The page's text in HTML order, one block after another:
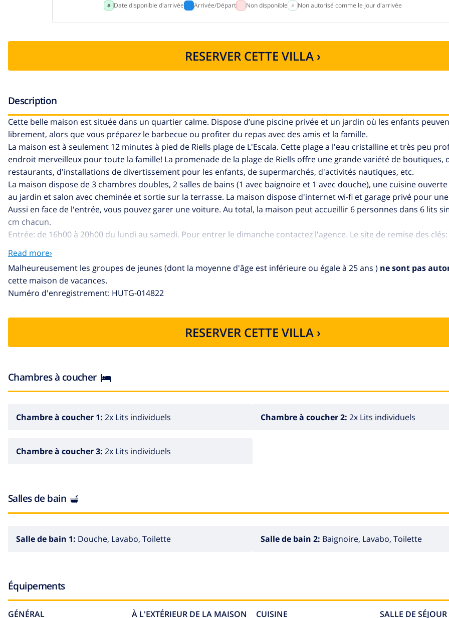
Date disponible d'arrivée Arrivée/Départ Non disponible Non autorisé comme le jour d'arrivée
RESERVER CETTE VILLA ›
Description
Cette belle maison est située dans un quartier calme. Dispose d’une piscine privée et un jardin où les enfants
librement, alors que vous préparez le barbecue ou profiter du repas avec des amis et la famille.
La maison est à seulement 12 minutes à pied de Riells plage de L'Escala. Cette plage a l'eau cristalline et très peu
endroit merveilleux pour toute la famille! La promenade de la plage de Riells offre une grande variété de boutiques,
restaurants, d'installations de divertissement pour les enfants, de supermarchés, d'activités nautiques, etc.
La maison dispose de 3 chambres doubles, 2 salles de bains (1 avec baignoire et 1 avec douche), une cuisine ouverte
au jardin et salon avec cheminée et sortie sur la terrasse. La maison dispose d'internet wi-fi et garage privé pour
Aussi en face de l'entrée, vous pouvez garer une voiture. Au total, la maison peut accueillir 6 personnes dans 6 lits
cm chacun.
Entrée: de 16h00 à 20h00 du lundi au samedi. Pour entrer le dimanche contactez l'agence. Le site de remise des
dépôt de garantie sera versé par carte à l'arrivée (entre 200 € et 300 €) et sera restitué dans les 7 jours suivant le
Le linge de lit est inclus dans le prix.
Services obligatoires: La taxe de séjour 1€/personne/nuit (plus de 16 ans). Les serviettes (6,70 € par réservation
serviette de bain pour chaque client, une serviette de toilette et un tapis de bain pour chaque salle de bain), le
séjour (le coût dépend de l'hébergement).
hébergements), enregistrement tardif à partir de 20h00.
Read more›
Malheureusement les groupes de jeunes (dont la moyenne d'âge est inférieure ou égale à 25 ans ) ne sont pas
cette maison de vacances.
Numéro d'enregistrement: HUTG-014822
RESERVER CETTE VILLA ›
Chambres à coucher
Chambre à coucher 1: 2x Lits individuels Chambre à coucher 2: 2x Lits individuels
Chambre à coucher 3: 2x Lits individuels
Salles de bain
Salle de bain 1: Douche, Lavabo, Toilette Salle de bain 2: Baignoire, Lavabo, Toilette
Équipements
GÉNÉRAL À L'EXTÉRIEUR DE LA MAISON CUISINE SALLE DE SÉJOUR